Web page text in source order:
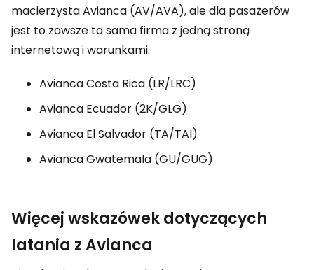
macierzysta Avianca (AV/AVA), ale dla pasażerów
jest to zawsze ta sama firma z jedną stroną
internetową i warunkami.
Avianca Costa Rica (LR/LRC)
Avianca Ecuador (2K/GLG)
Avianca El Salvador (TA/TAI)
Avianca Gwatemala (GU/GUG)
Więcej wskazówek dotyczących
latania z Avianca